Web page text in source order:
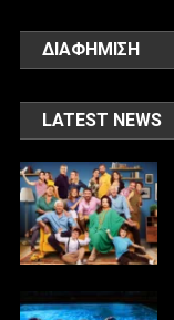
ΔΙΑΦΗΜΙΣΗ
LATEST NEWS